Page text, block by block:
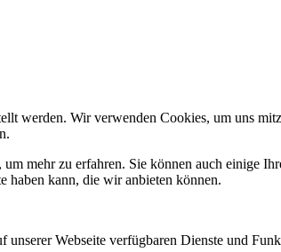
werden. Wir verwenden Cookies, um uns
mehr zu erfahren. Sie können auch einige
haben kann, die wir anbieten können.
Webseite verfügbaren Dienste und